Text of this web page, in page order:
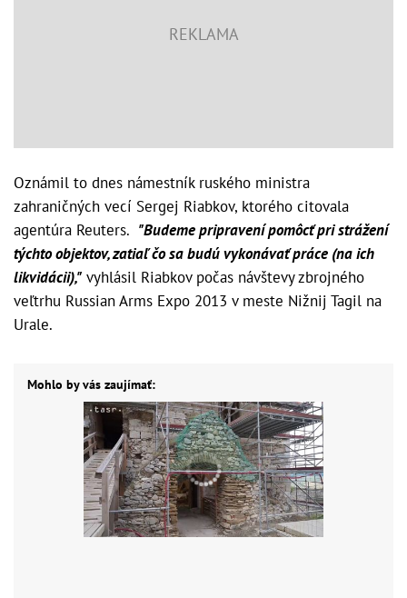
Oznámil to dnes námestník ruského ministra
zahraničných vecí Sergej Riabkov, ktorého citovala
agentúra Reuters. "Budeme pripravení pomôcť pri strážení
týchto objektov, zatiaľ čo sa budú vykonávať práce (na ich
likvidácii)," vyhlásil Riabkov počas návštevy zbrojného
veľtrhu Russian Arms Expo 2013 v meste Nižnij Tagil na
Urale.
Mohlo by vás zaujímať: